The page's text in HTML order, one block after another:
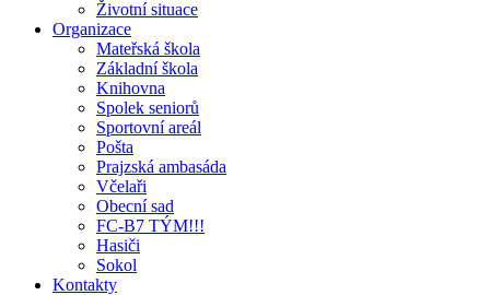
Životní situace
Organizace
Mateřská škola
Základní škola
Knihovna
Spolek seniorů
Sportovní areál
Pošta
Prajzská ambasáda
Včelaři
Obecní sad
FC-B7 TÝM!!!
Hasiči
Sokol
Kontakty